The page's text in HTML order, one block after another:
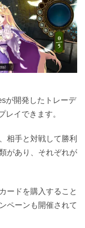
が開発したトレーデ
レイできます。
相手と対戦して勝利
があり、それぞれが
ードを購入すること
ペーンも開催されて